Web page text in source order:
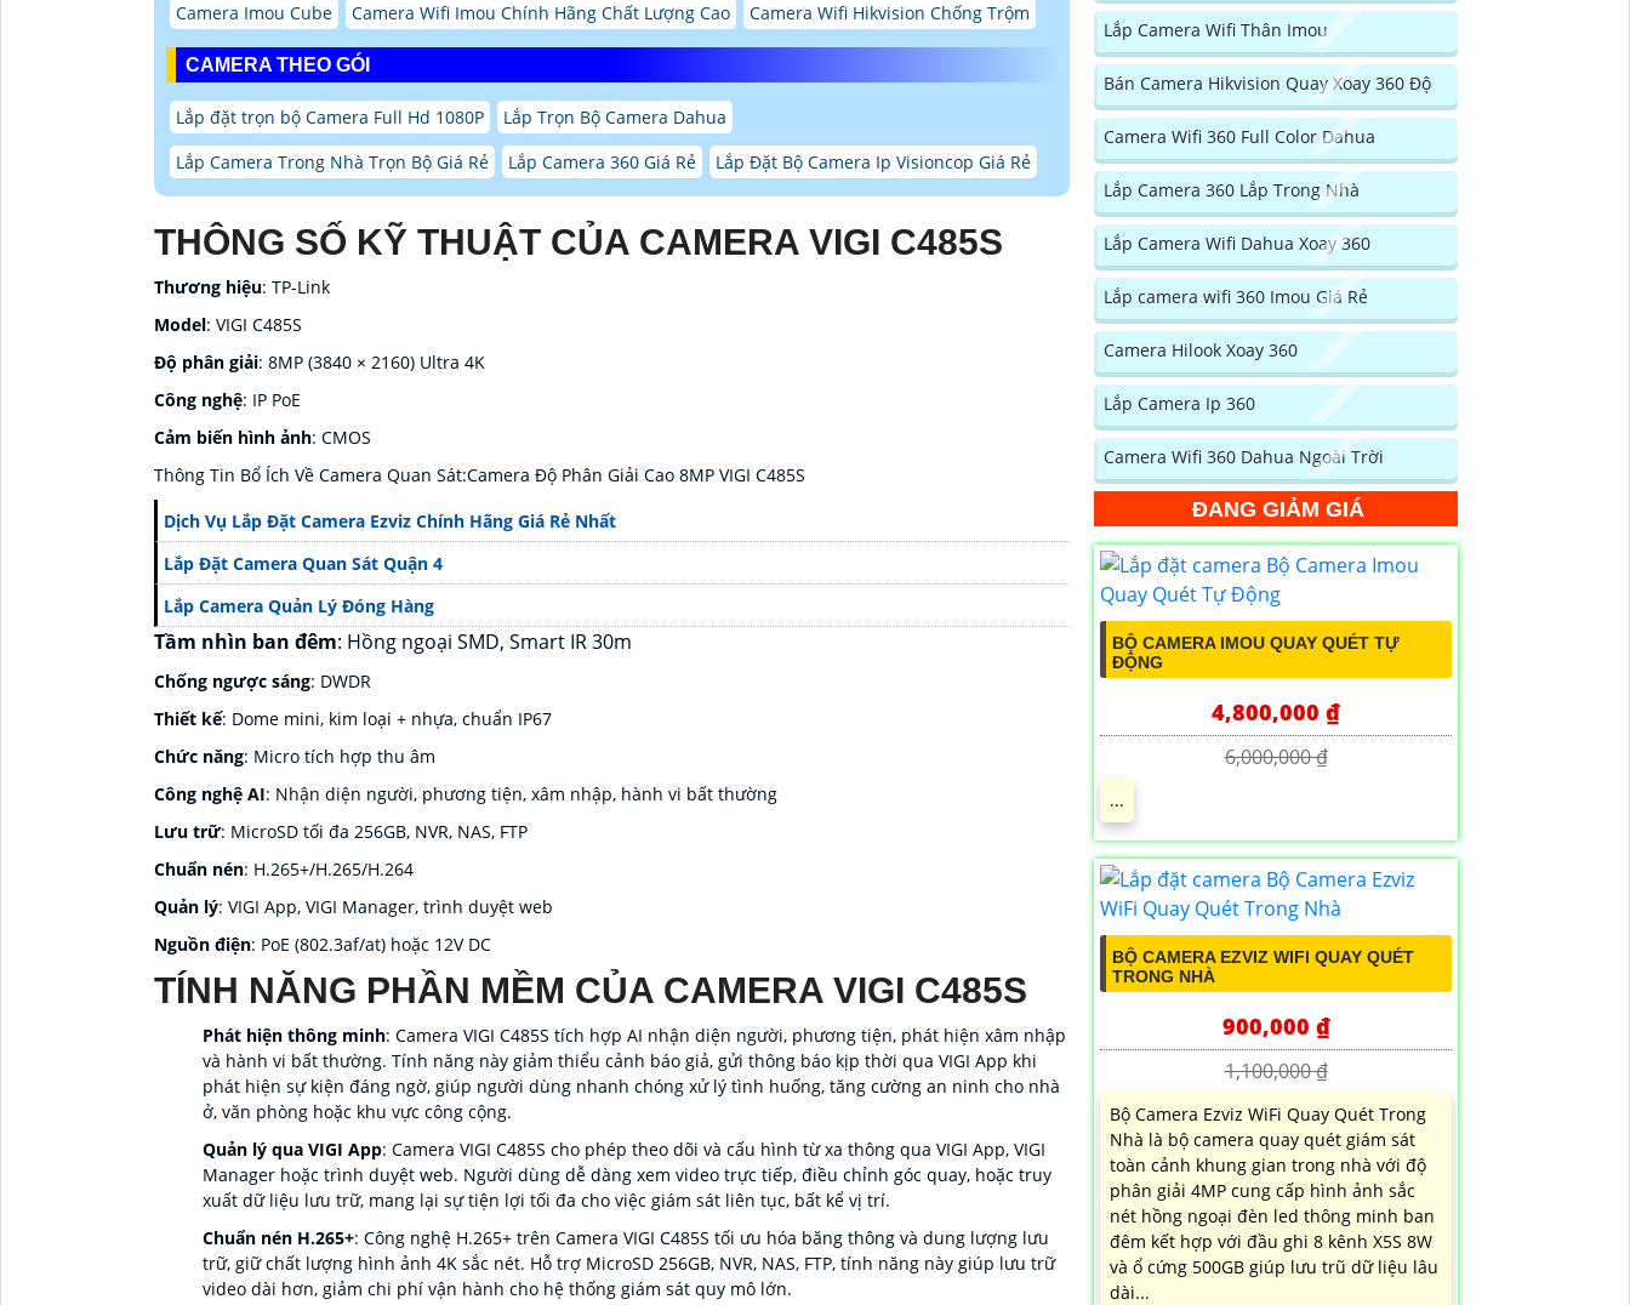
Camera Imou Cube
Camera Wifi Imou Chính Hãng Chất Lượng Cao Camera Wifi Hikvision Chống Trộm
CAMERA THEO GÓI
Lắp đặt trọn bộ Camera Full Hd 1080P
Lắp Trọn Bộ Camera Dahua
Lắp Camera Trong Nhà Trọn Bộ Giá Rẻ
Lắp Camera 360 Giá Rẻ Lắp Đặt Bộ Camera Ip Visioncop Giá Rẻ
THÔNG SỐ KỸ THUẬT CỦA CAMERA VIGI C485S
Thương hiệu: TP-Link
Model: VIGI C485S
Độ phân giải: 8MP (3840 × 2160) Ultra 4K
Công nghệ: IP PoE
Cảm biến hình ảnh: CMOS
Thông Tin Bổ Ích Về Camera Quan Sát:Camera Độ Phân Giải Cao 8MP VIGI C485S
Dịch Vụ Lắp Đặt Camera Ezviz Chính Hãng Giá Rẻ Nhất
Lắp Đặt Camera Quan Sát Quận 4
Lắp Camera Quản Lý Đóng Hàng
Tầm nhìn ban đêm: Hồng ngoại SMD, Smart IR 30m
Chống ngược sáng: DWDR
Thiết kế: Dome mini, kim loại + nhựa, chuẩn IP67
Chức năng: Micro tích hợp thu âm
Công nghệ AI: Nhận diện người, phương tiện, xâm nhập, hành vi bất thường
Lưu trữ: MicroSD tối đa 256GB, NVR, NAS, FTP
Chuẩn nén: H.265+/H.265/H.264
Quản lý: VIGI App, VIGI Manager, trình duyệt web
Nguồn điện: PoE (802.3af/at) hoặc 12V DC
TÍNH NĂNG PHẦN MỀM CỦA CAMERA VIGI C485S
Phát hiện thông minh: Camera VIGI C485S tích hợp AI nhận diện người, phương tiện, phát hiện xâm nhập
và hành vi bất thường. Tính năng này giảm thiểu cảnh báo giả, gửi thông báo kịp thời qua VIGI App khi
phát hiện sự kiện đáng ngờ, giúp người dùng nhanh chóng xử lý tình huống, tăng cường an ninh cho nhà
ở, văn phòng hoặc khu vực công cộng.
Quản lý qua VIGI App: Camera VIGI C485S cho phép theo dõi và cấu hình từ xa thông qua VIGI App, VIGI
Manager hoặc trình duyệt web. Người dùng dễ dàng xem video trực tiếp, điều chỉnh góc quay, hoặc truy
xuất dữ liệu lưu trữ, mang lại sự tiện lợi tối đa cho việc giám sát liên tục, bất kể vị trí.
Chuẩn nén H.265+: Công nghệ H.265+ trên Camera VIGI C485S tối ưu hóa băng thông và dung lượng lưu
trữ, giữ chất lượng hình ảnh 4K sắc nét. Hỗ trợ MicroSD 256GB, NVR, NAS, FTP, tính năng này giúp lưu trữ
video dài hơn, giảm chi phí vận hành cho hệ thống giám sát quy mô lớn.
Lắp Camera Wifi Thân Imou
Bán Camera Hikvision Quay Xoay 360 Độ
Camera Wifi 360 Full Color Dahua
Lắp Camera 360 Lắp Trong Nhà
Lắp Camera Wifi Dahua Xoay 360
Lắp camera wifi 360 Imou Giá Rẻ
Camera Hilook Xoay 360
Lắp Camera Ip 360
Camera Wifi 360 Dahua Ngoài Trời
ĐANG GIẢM GIÁ
BỘ CAMERA IMOU QUAY QUÉT TỰ
ĐỘNG
4,800,000 ₫
6,000,000 ₫
...
BỘ CAMERA EZVIZ WIFI QUAY QUÉT
TRONG NHÀ
900,000 ₫
1,100,000 ₫
Bộ Camera Ezviz WiFi Quay Quét Trong
Nhà là bộ camera quay quét giám sát
toàn cảnh khung gian trong nhà với độ
phân giải 4MP cung cấp hình ảnh sắc
nét hồng ngoại đèn led thông minh ban
đêm kết hợp với đầu ghi 8 kênh X5S 8W
và ổ cứng 500GB giúp lưu trũ dữ liệu lâu
dài...